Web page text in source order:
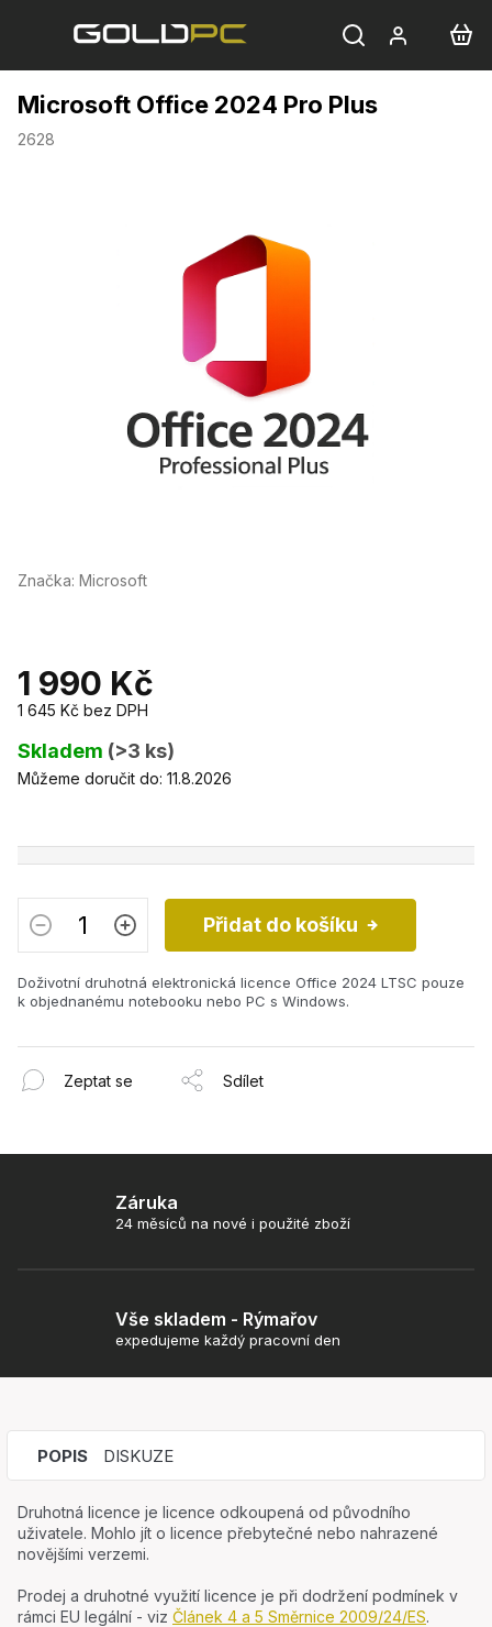
Microsoft Office 2024 Pro Plus
2628
Značka: Microsoft
1 990 Kč
1 645 Kč bez DPH
Měrná
cena:
Skladem (>3 ks)
Můžeme doručit do: 11.8.2026
Přidat do košíku
Doživotní druhotná elektronická licence Office 2024 LTSC pouze
k objednanému notebooku nebo PC s Windows.
Zeptat se Sdílet
Záruka
24 měsíců na nové i použité zboží
Vše skladem - Rýmařov
expedujeme každý pracovní den
POPIS DISKUZE
Druhotná licence je licence odkoupená od původního
uživatele. Mohlo jít o licence přebytečné nebo nahrazené
novějšími verzemi.
Prodej a druhotné využití licence je při dodržení podmínek v
rámci EU legální - viz Článek 4 a 5 Směrnice 2009/24/ES.